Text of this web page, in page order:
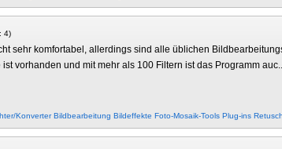
4)
sehr komfortabel, allerdings sind alle üblichen
vorhanden und mit mehr als 100 Filtern ist das Programm
Konverter Bildbearbeitung Bildeffekte Foto-Mosaik-Tools Plug-ins